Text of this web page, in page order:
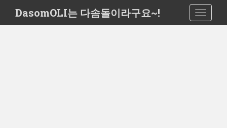
i
DasomOLI는 다솜돌이라구요~!